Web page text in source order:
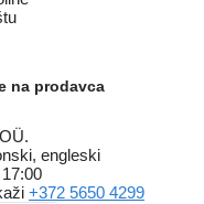
na prodavca
engleski
+372 5650 4299